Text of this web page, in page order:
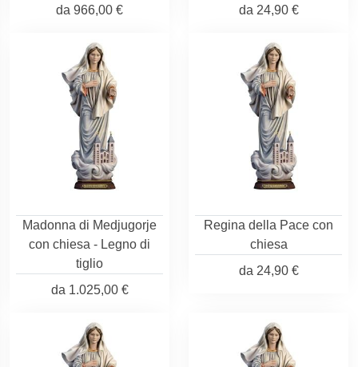
da 966,00 €
da 24,90 €
Madonna di Medjugorje
con chiesa - Legno di
tiglio
da 1.025,00 €
Regina della Pace con
chiesa
da 24,90 €